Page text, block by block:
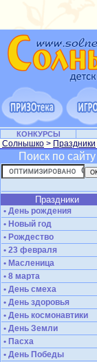
КОНКУРСЫ
Солнышко > Праздники
Поиск по сайту
Праздники
• День рождения
• Новый год
• Рождество
• 23 февраля
• Масленица
• 8 марта
• День смеха
• День здоровья
• День космонавтики
• День Земли
• Пасха
• День Победы